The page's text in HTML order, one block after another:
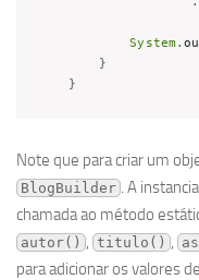
System.
}
}
Note que para criar um
BlogBuilder . A
chamada ao método
autor() , titulo() ,
para adicionar os valores